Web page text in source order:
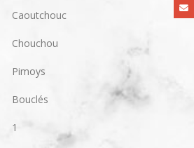
Caoutchouc
Chouchou
Pimoys
Bouclés
1